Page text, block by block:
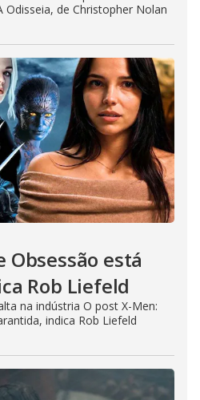
Odisseia, de Christopher Nolan
Obsessão está
Rob Liefeld
na indústria O post X-Men:
indica Rob Liefeld